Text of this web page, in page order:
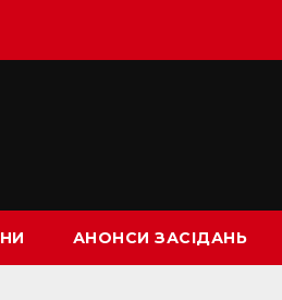
АНОНСИ ЗАСІДАНЬ